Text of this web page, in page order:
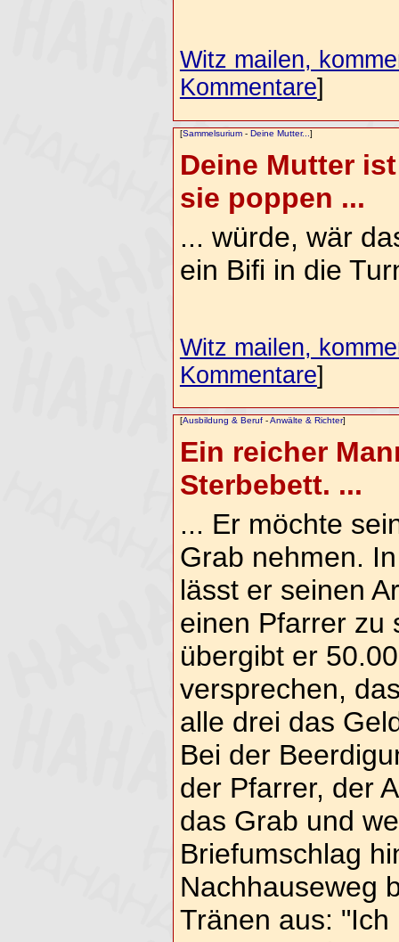
Witz mailen,
Kommentare]
[Sammelsurium- Deine Mutter... ]
Deine Mutter
sie poppen ...
... würde, wär
ein Bifi in die
Witz mailen,
Kommentare]
[Ausbildung & Beruf-Anwälte & Richter]
Ein reicher
Sterbebett. ...
... Er möchte
Grab nehmen.
lässt er seinen
einen Pfarrer zu
übergibt er
versprechen,
alle drei das
Bei der
der Pfarrer, der
das Grab und
Briefumschlag
Nachhauseweg
Tränen aus: